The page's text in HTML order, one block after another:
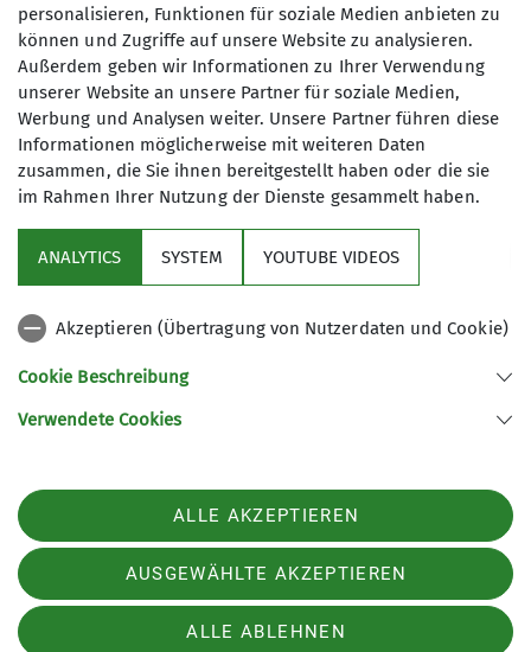
Preis
€ 40,-
Maximale Teilnehmeranzahl
6
Sektion Ebingen des Deutschen Alpenvereins e.V.
Telefon +4974313480
Datenschutz-Einstellungen
Datenschutz
Impressum
personalisieren, Funktionen für soziale Medien anbieten zu
können und Zugriffe auf unsere Website zu analysieren.
Außerdem geben wir Informationen zu Ihrer Verwendung
unserer Website an unsere Partner für soziale Medien,
Werbung und Analysen weiter. Unsere Partner führen diese
Informationen möglicherweise mit weiteren Daten
zusammen, die Sie ihnen bereitgestellt haben oder die sie
im Rahmen Ihrer Nutzung der Dienste gesammelt haben.
ANALYTICS SYSTEM YOUTUBE VIDEOS
Akzeptieren (Übertragung von Nutzerdaten und Cookie)
Cookie Beschreibung
Verwendete Cookies
ALLE AKZEPTIEREN
AUSGEWÄHLTE AKZEPTIEREN
ALLE ABLEHNEN